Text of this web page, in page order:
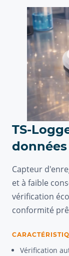
TS-
Capteur
et à faible
vérification
conformité
Vérification